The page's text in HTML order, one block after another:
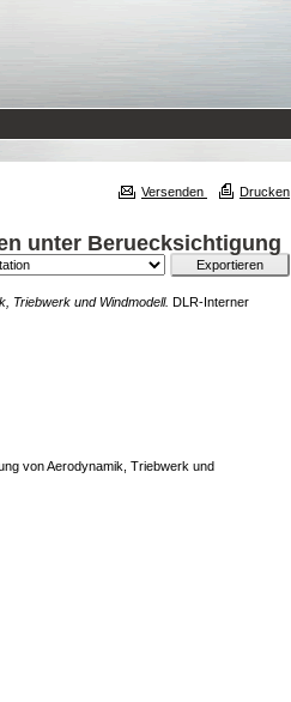
Versenden Drucken
unter Beruecksichtigung
Triebwerk und Windmodell. DLR-Interner
von Aerodynamik, Triebwerk und